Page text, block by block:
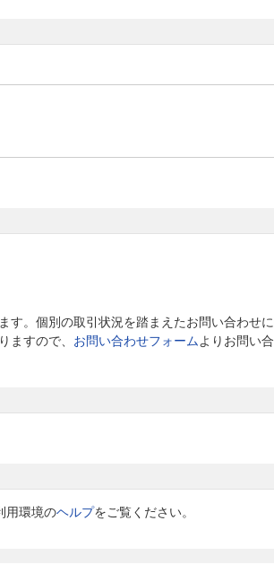
。個別の取引状況を踏まえたお問い合わせに
ますので、 お問い合わせフォームよりお問い
用環境のヘルプをご覧ください。